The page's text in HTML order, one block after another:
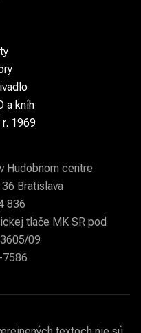
a kníh
1969
Hudobnom centre
Bratislava
836
tlače MK SR pod
09
7586